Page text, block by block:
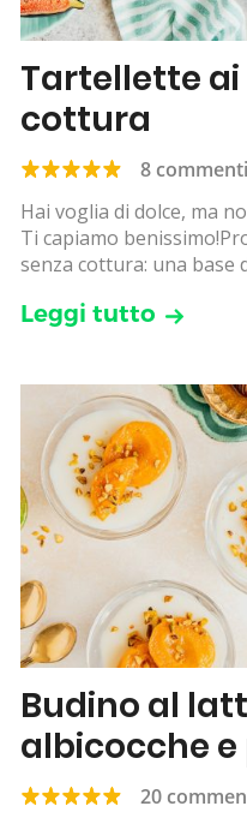
Tartellette ai
cottura
8 commenti
Hai voglia di dolce, ma
Ti capiamo
senza cottura: una base
Leggi tutto
Budino al
albicocche
20